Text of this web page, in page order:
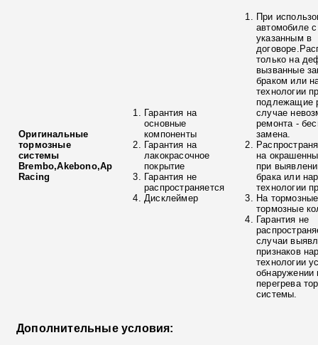
Оригинальные
тормозные
системы
Brembo,Akebono,Ap
Racing
Гарантия на
основные
компоненты
Гарантия на
лакокрасочное
покрытие
Гарантия не
распространяется
Дисклеймер
При
автомобиле
указанным в
только на
вызванные
браком или
технологии
подлежащие
случае
ремонта -
замена.
на
при
брака или
технологии
На
тормозные
Гарантия не
случаи
признаков
технологии
обнаружении
перегрева
системы.
Дополнительные условия: